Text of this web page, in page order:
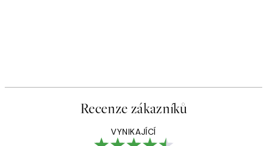
Recenze zákazníků
VYNIKAJÍCÍ